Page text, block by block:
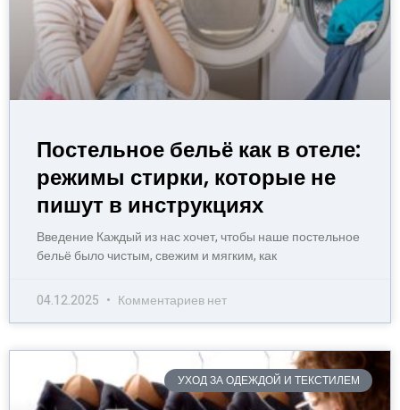
Постельное бельё как в отеле:
режимы стирки, которые не
пишут в инструкциях
Введение Каждый из нас хочет, чтобы наше постельное
бельё было чистым, свежим и мягким, как
04.12.2025 Комментариев нет
УХОД ЗА ОДЕЖДОЙ И ТЕКСТИЛЕМ